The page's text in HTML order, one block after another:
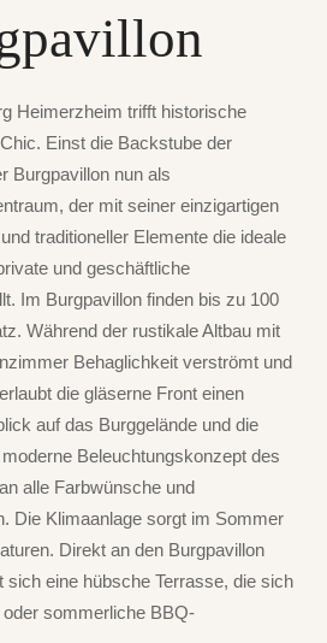
Heimerzheim trifft historische
Einst die Backstube der
Burgpavillon nun als
der mit seiner einzigartigen
traditioneller Elemente die ideale
und geschäftliche
Im Burgpavillon finden bis zu 100
Während der rustikale Altbau mit
Behaglichkeit verströmt und
die gläserne Front einen
auf das Burggelände und die
Beleuchtungskonzept des
alle Farbwünsche und
Die Klimaanlage sorgt im Sommer
Direkt an den Burgpavillon
sich eine hübsche Terrasse, die sich
sommerliche BBQ-